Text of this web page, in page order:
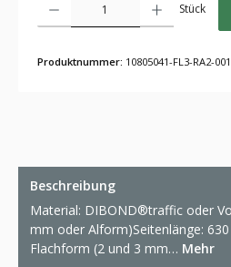
Stück
Produktnummer: 10805041-FL3-RA2-001
Beschreibung
Material: DIBOND®traffic oder
mm oder Alform)Seitenlänge:
Flachform (2 und 3 mm… Mehr